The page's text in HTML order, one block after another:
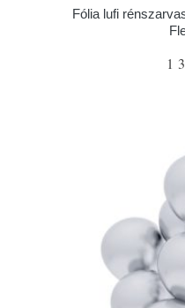
Fólia lufi
1